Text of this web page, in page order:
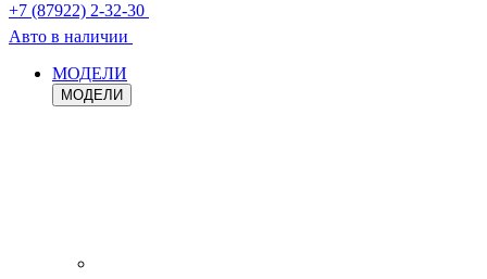
+7 (87922) 2-32-30
Авто в наличии
МОДЕЛИ
МОДЕЛИ